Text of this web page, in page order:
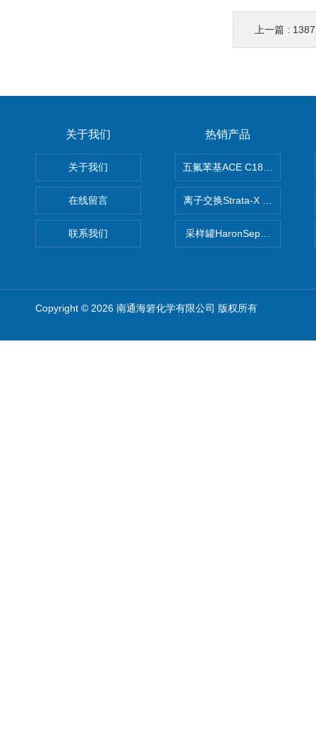
上一篇 :
关于我们
关于我们
在线留言
联系我们
热销产品
五氟苯基ACE C18-PFP色谱柱
离子交换Strata-X SPE聚合物
采样罐HaronSep国产苏玛罐
Copyright © 2026 南通海箬化学有限公司 版权所有